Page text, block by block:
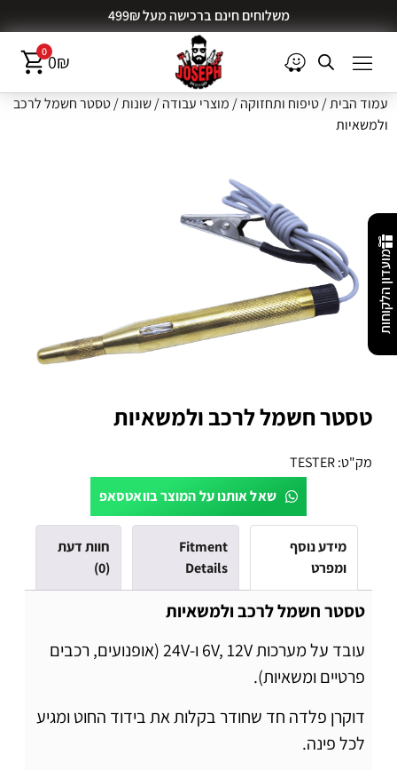
משלוחים חינם ברכישה מעל 499₪
00₪
מועדון הלקוחות
עמוד הבית/טיפוח ותחזוקה/ מוצרי עבודה/שונות/ טסטר חשמל לרכב
ולמשאיות
טסטר חשמל לרכב ולמשאיות
מק"ט:TESTER
שאל אותנו על המוצר בוואטסאפ
מידע נוסף
ומפרט
Fitment
Details
חוות דעת
(0)
טסטר חשמל לרכב ולמשאיות
עובד על מערכות 6V, 12V ו-24V (אופנועים, רכבים
פרטיים ומשאיות).
דוקרן פלדה חד שחודר בקלות את בידוד החוט ומגיע
לכל פינה.